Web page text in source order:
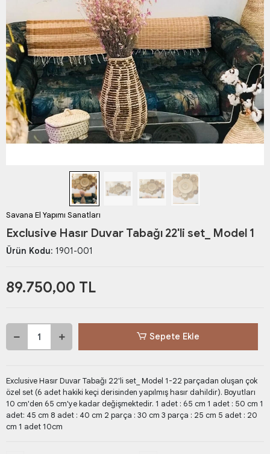
Savana El Yapımı Sanatları
Exclusive Hasır Duvar Tabağı 22'li set_ Model 1
Ürün Kodu: 1901-001
89.750,00 TL
Sepete Ekle
Exclusive Hasır Duvar Tabağı 22'li set_ Model 1-22 parçadan oluşan çok
özel set (6 adet hakiki keçi derisinden yapılmış hasır dahildir). Boyutları
10 cm'den 65 cm'ye kadar değişmektedir. 1 adet : 65 cm 1 adet : 50 cm 1
adet: 45 cm 8 adet : 40 cm 2 parça : 30 cm 3 parça : 25 cm 5 adet : 20
cm 1 adet 10cm